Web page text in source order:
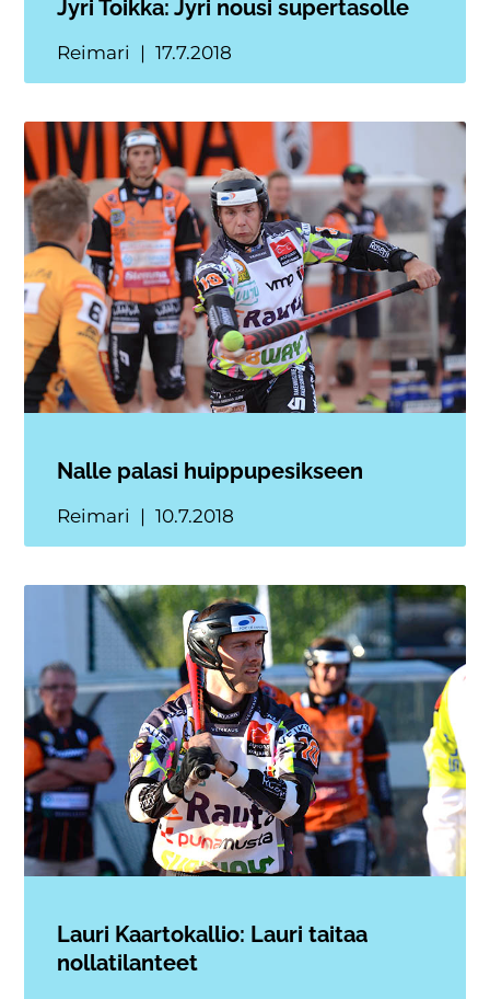
Jyri Toikka: Jyri nousi supertasolle
Reimari 17.7.2018
Nalle palasi huippupesikseen
Reimari 10.7.2018
Lauri Kaartokallio: Lauri taitaa
nollatilanteet